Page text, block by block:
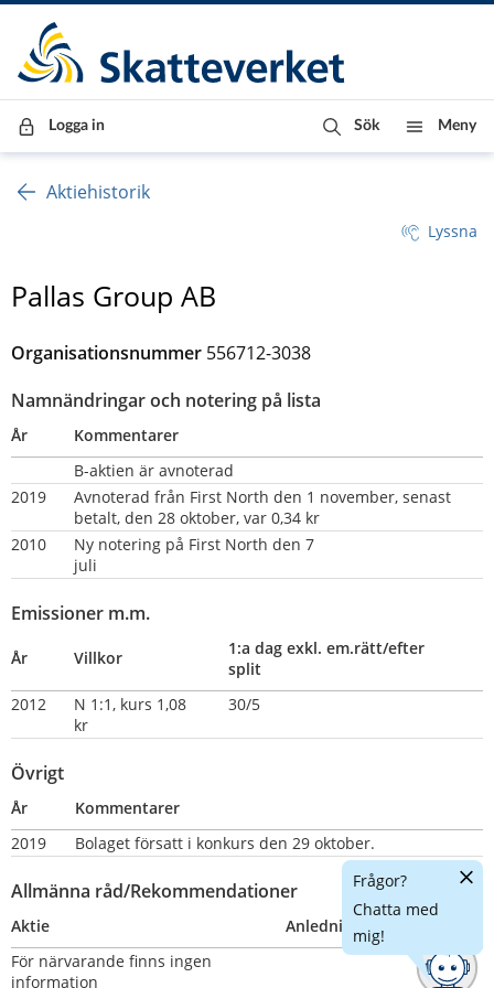
Till innehåll
Till navigationen
Till chattrobot
Logga in Sök Meny
Aktiehistorik
Lyssna
Pallas Group AB
Organisationsnummer 556712-3038
Namnändringar och notering på lista
År
Kommentarer
B-aktien är avnoterad
2019
Avnoterad från First North den 1 november, senast
betalt, den 28 oktober, var 0,34 kr
2010
Ny notering på First North den 7
juli
Emissioner m.m.
År Villkor
1:a dag exkl. em.rätt/efter
split
2012
N 1:1, kurs 1,08
kr
30/5
Övrigt
År
Kommentarer
2019
Bolaget försatt i konkurs den 29 oktober.
Allmänna råd/Rekommendationer
Aktie Anledning
För närvarande finns ingen
information
Frågor?
Chatta med
mig!
Dölj